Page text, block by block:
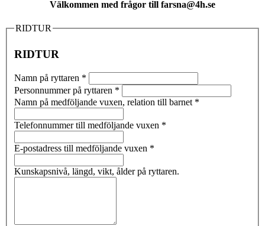
Välkommen med frågor till farsna@4h.se
RIDTUR
RIDTUR
Namn på ryttaren *
Personnummer på ryttaren *
Namn på medföljande vuxen, relation till barnet *
Telefonnummer till medföljande vuxen *
E-postadress till medföljande vuxen *
Kunskapsnivå, längd, vikt, ålder på ryttaren.